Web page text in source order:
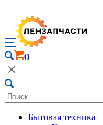
0
Бытовая техника